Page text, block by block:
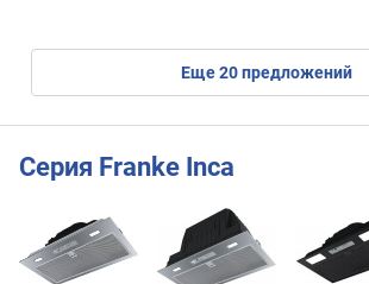
eще20предложений
Серия Franke Inca